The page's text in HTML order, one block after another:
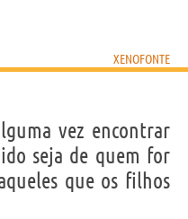
de Xenofonte
XENOFONTE
vez encontrar
seja de quem for
que os filhos